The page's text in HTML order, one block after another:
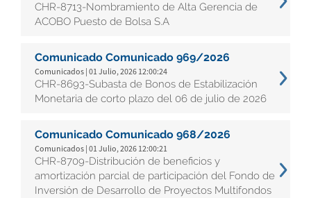
CHR-8713-Nombramiento de Alta Gerencia de
ACOBO Puesto de Bolsa S.A
Comunicado Comunicado 969/2026
Comunicados | 01 Julio, 2026 12:00:24
CHR-8693-Subasta de Bonos de Estabilización
Monetaria de corto plazo del 06 de julio de 2026
Comunicado Comunicado 968/2026
Comunicados | 01 Julio, 2026 12:00:21
CHR-8709-Distribución de beneficios y
amortización parcial de participación del Fondo de
Inversión de Desarrollo de Proyectos Multifondos